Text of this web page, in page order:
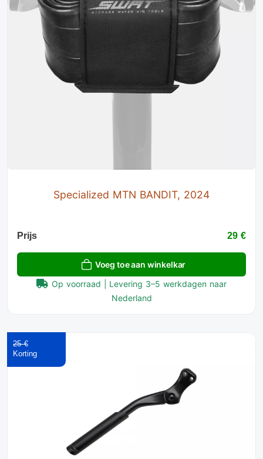
Specialized MTN BANDIT, 2024
Prijs 29 €
Voeg toe aan winkelkar
Op voorraad | Levering 3–5 werkdagen naar
Nederland
25 €